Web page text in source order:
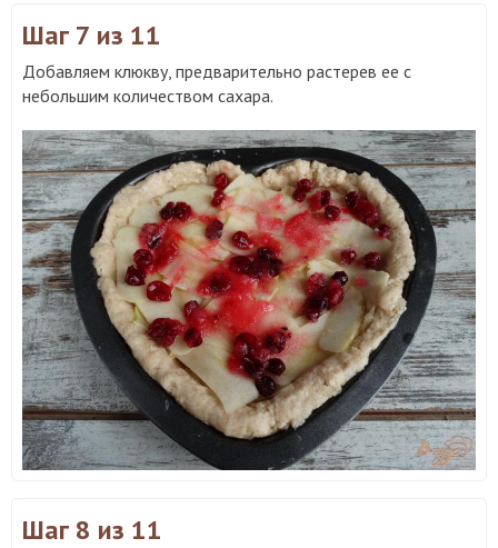
Шаг 7 из 11
Добавляем клюкву, предварительно растерев ее с
небольшим количеством сахара.
Шаг 8 из 11